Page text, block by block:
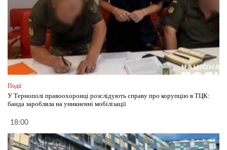
Події
У Тернополі правоохоронці розслідують справу про корупцію в ТЦК:
банда заробляла на уникненні мобілізації
18:00